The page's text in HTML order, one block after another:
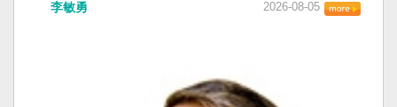
李敏勇 2026-08-05